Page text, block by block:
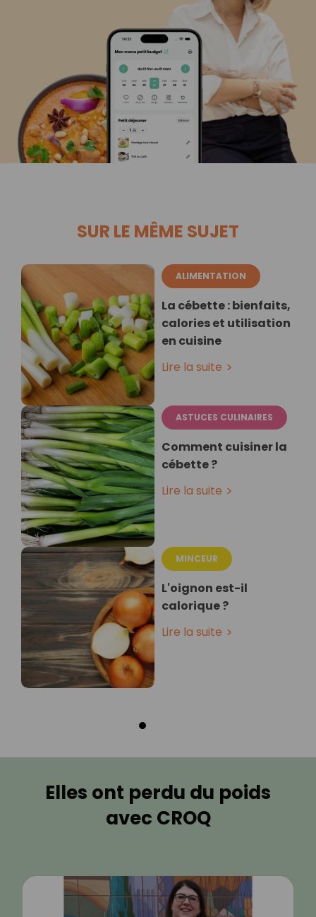
SUR LE MÊME SUJET
ALIMENTATION
La cébette : bienfaits,
calories et utilisation
en cuisine
Lire la suite
ASTUCES CULINAIRES
Comment cuisiner la
cébette ?
Lire la suite
MINCEUR
L'oignon est-il
calorique ?
Lire la suite
Elles ont perdu du poids
avec CROQ